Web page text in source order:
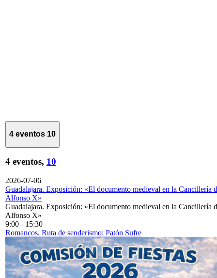
4 eventos 10
4 eventos, 10
2026-07-06
Guadalajara. Exposición: «El documento medieval en la Cancillería
Alfonso X»
Guadalajara. Exposición: «El documento medieval en la Cancillería
Alfonso X»
9:00 - 15:30
Romancos. Ruta de senderismo: Patón Sufre